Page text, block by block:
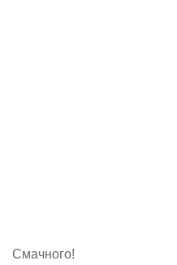
Смачного!